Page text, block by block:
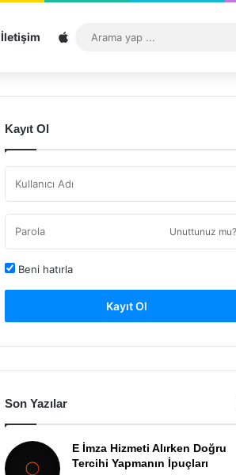
İletişim Sitemap
Kayıt Ol
Unuttunuz mu?
Beni hatırla
Kayıt Ol
Son Yazılar
E İmza Hizmeti Alırken Doğru
Tercihi Yapmanın İpuçları